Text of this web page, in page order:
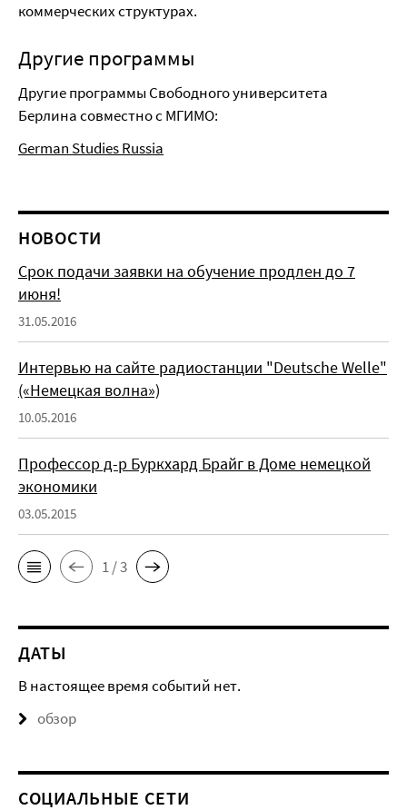
коммерческих структурах.
Другие программы
Другие программы Свободного университета
Берлина совместно с МГИМО:
German Studies Russia
НОВОСТИ
Срок подачи заявки на обучение продлен до 7
июня!
31.05.2016
Интервью на сайте радиостанции "Deutsche Welle"
(«Немецкая волна»)
10.05.2016
Профессор д-р Буркхард Брайг в Доме немецкой
экономики
03.05.2015
1 / 3
ДАТЫ
В настоящее время событий нет.
обзор
СОЦИАЛЬНЫЕ СЕТИ